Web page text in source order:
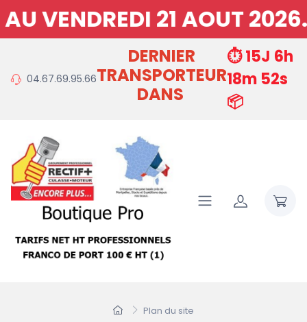
21 AOUT 2026.
04.67.69.95.66
DERNIER
TRANSPORTEUR
DANS
⏱️ 15J 6h
18m 51s
📦
Plan du site